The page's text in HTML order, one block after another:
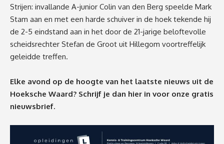
Strijen: invallande A-junior Colin van den Berg speelde Mark
Stam aan en met een harde schuiver in de hoek tekende hij
de 2-5 eindstand aan in het door de 21-jarige beloftevolle
scheidsrechter Stefan de Groot uit Hillegom voortreffelijk
geleidde treffen.
Elke avond op de hoogte van het laatste nieuws uit de
Hoeksche Waard? Schrijf je dan hier in voor onze gratis
nieuwsbrief.